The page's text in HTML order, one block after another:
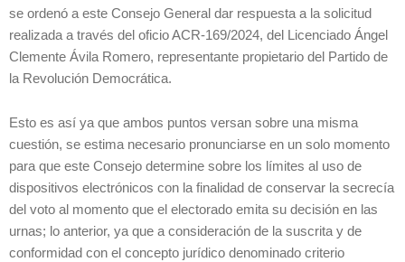
se ordenó a este Consejo General dar respuesta a la solicitud
realizada a través del oficio ACR-169/2024, del Licenciado Ángel
Clemente Ávila Romero, representante propietario del Partido de
la Revolución Democrática.
Esto es así ya que ambos puntos versan sobre una misma
cuestión, se estima necesario pronunciarse en un solo momento
para que este Consejo determine sobre los límites al uso de
dispositivos electrónicos con la finalidad de conservar la secrecía
del voto al momento que el electorado emita su decisión en las
urnas; lo anterior, ya que a consideración de la suscrita y de
conformidad con el concepto jurídico denominado criterio